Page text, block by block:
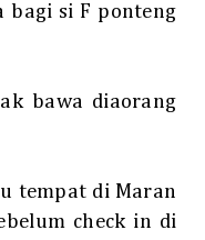
bagi si F ponteng
bawa diaorang
tempat di Maran
check in di